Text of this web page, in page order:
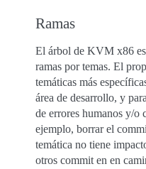
Ramas
El árbol de KVM x86
ramas por temas. El
temáticas más
área de desarrollo, y
de errores humanos y/o
ejemplo, borrar el
temática no tiene
otros commit en en